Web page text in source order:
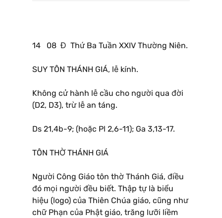
14 08 Đ Thứ Ba Tuần XXIV Thường Niên.
SUY TÔN THÁNH GIÁ, lễ kính.
Không cử hành lễ cầu cho người qua đời
(D2, D3), trừ lễ an táng.
Ds 21,4b-9; (hoặc Pl 2,6-11); Ga 3,13-17.
TÔN THỜ THÁNH GIÁ
Người Công Giáo tôn thờ Thánh Giá, điều
đó mọi người đều biết. Thập tự là biểu
hiệu (logo) của Thiên Chúa giáo, cũng như
chữ Phạn của Phật giáo, trăng lưỡi liềm